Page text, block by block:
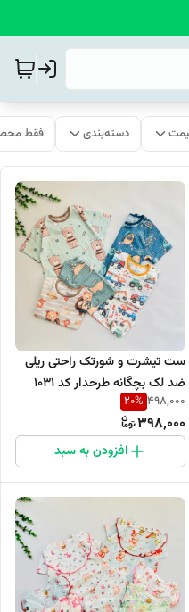
دسته‌بندی فقط
ست تیشرت و شورتک راحتی ریلی
ضد لک بچگانه طرحدار کد 1031
498,000
20%
398,000
افزودن به سبد